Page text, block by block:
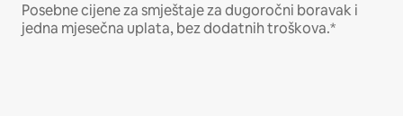
Posebne cijene za smještaje za dugoročni boravak i
jedna mjesečna uplata, bez dodatnih troškova.*